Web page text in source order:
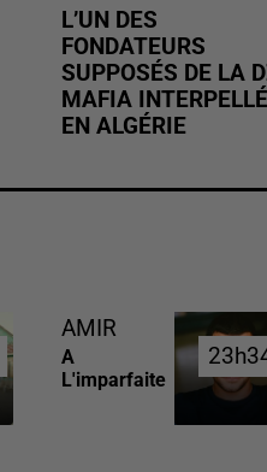
L’UN DES
FONDATEURS
SUPPOSÉS DE LA
MAFIA INTERPELLÉ
EN ALGÉRIE
AMIR
A
L'imparfaite